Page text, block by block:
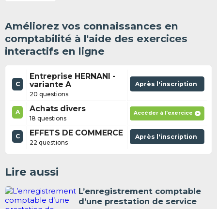
Améliorez vos connaissances en
comptabilité à l'aide des exercices
interactifs en ligne
C
Entreprise HERNANI -
variante A
20 questions
Après l'inscription
A Achats divers
18 questions
Accéder à l'exercice
C EFFETS DE COMMERCE
22 questions
Après l'inscription
Lire aussi
L’enregistrement comptable
d’une prestation de service